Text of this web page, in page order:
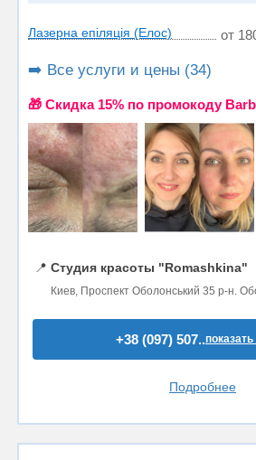
Лазерна епіляція (Елос) от
➡️ Все услуги и цены (34)
🎁 Cкидка 15% по промокоду Barb
📍 Студия красоты "Romashkina"
Киев, Проспект Оболонський 35 р-н.
+38 (097) 507..
Подробнее